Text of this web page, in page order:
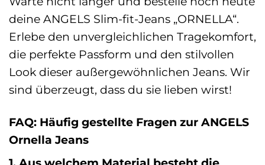
deine ANGELS Slim-fit-Jeans „ORNELLA“.
Erlebe den unvergleichlichen Tragekomfort,
die perfekte Passform und den stilvollen
Look dieser außergewöhnlichen Jeans. Wir
sind überzeugt, dass du sie lieben wirst!
FAQ: Häufig gestellte Fragen zur ANGELS
Ornella Jeans